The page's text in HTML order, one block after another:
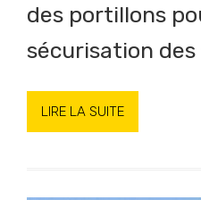
des portillons
sécurisation
LIRE LA SUITE